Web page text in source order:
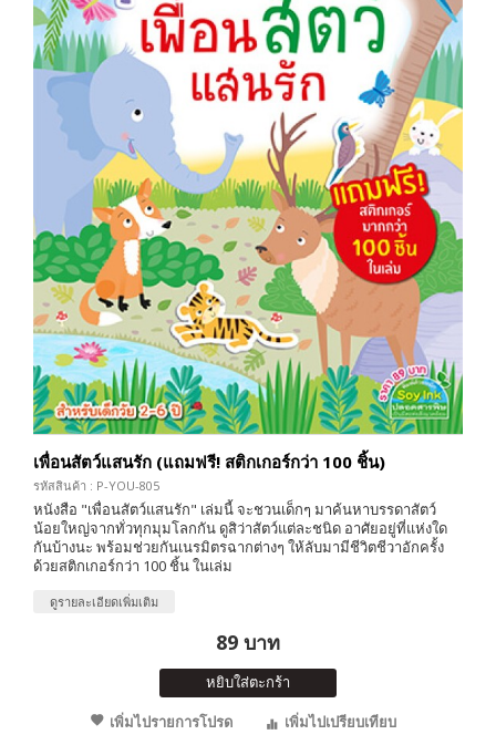
เพื่อนสัตว์แสนรัก (แถมฟรี! สติกเกอร์กว่า 100 ชิ้น)
รหัสสินค้า : P-YOU-805
หนังสือ "เพื่อนสัตว์แสนรัก" เล่มนี้ จะชวนเด็กๆ มาค้นหาบรรดาสัตว์
น้อยใหญ่จากทั่วทุกมุมโลกกัน ดูสิว่าสัตว์แต่ละชนิด อาศัยอยู่ที่แห่งใด
กันบ้างนะ พร้อมช่วยกันเนรมิตรฉากต่างๆ ให้ลับมามีชีวิตชีวาอักครั้ง
ด้วยสติกเกอร์กว่า 100 ชิ้น ในเล่ม
ดูรายละเอียดเพิ่มเติม
89 บาท
หยิบใส่ตะกร้า
เพิ่มไปรายการโปรด
เพิ่มไปเปรียบเทียบ